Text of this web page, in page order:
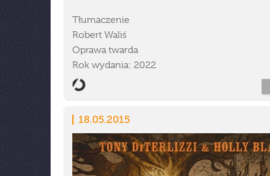
Tłumaczenie
Robert Waliś
Oprawa twarda
Rok wydania: 2022
18.05.2015